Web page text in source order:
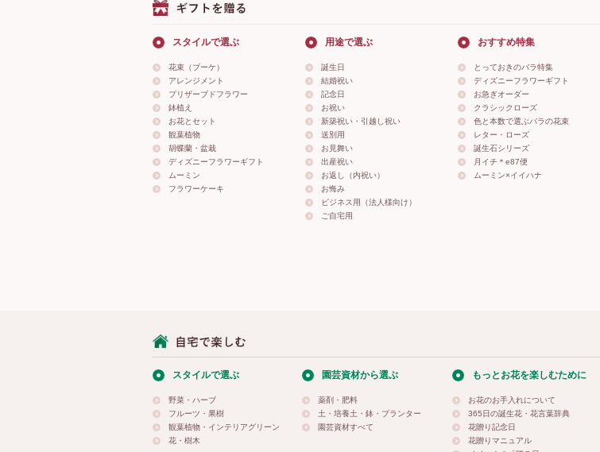
スタイルで選ぶ
花束（ブーケ）
アレンジメント
プリザーブドフラワー
鉢植え
お花とセット
観葉植物
胡蝶蘭・盆栽
ディズニーフラワーギフト
ムーミン
フラワーケーキ
用途で選ぶ
誕生日
結婚祝い
記念日
お祝い
新築祝い・引越し祝い
送別用
お見舞い
出産祝い
お返し（内祝い）
お悔み
ビジネス用（法人様向け）
ご自宅用
おすすめ特集
とっておきのバラ特集
ディズニーフラワーギフト
お急ぎオーダー
クラシックローズ
色と本数で選ぶバラの花束
レター・ローズ
誕生石シリーズ
月イチ＊e87便
ムーミン×イイハナ
スタイルで選ぶ
野菜・ハーブ
フルーツ・果樹
観葉植物・インテリアグリーン
花・樹木
園芸資材から選ぶ
薬剤・肥料
土・培養土・鉢・プランター
園芸資材すべて
もっとお花を楽しむために
お花のお手入れについて
365日の誕生花・花言葉辞典
花贈り記念日
花贈りマニュアル